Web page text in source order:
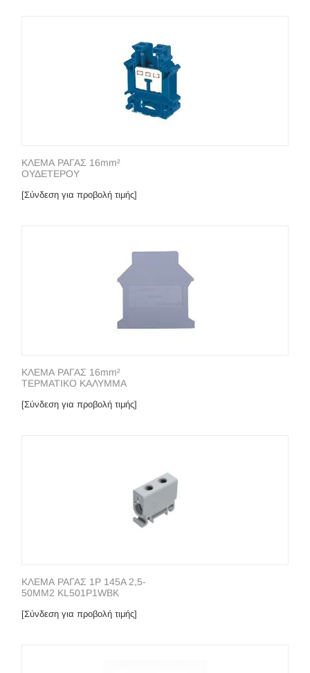
ΚΛΕΜΑ ΡΑΓΑΣ 16mm²
ΟΥΔΕΤΕΡΟΥ
[Σύνδεση για προβολή τιμής]
ΚΛΕΜΑ ΡΑΓΑΣ 16mm²
ΤΕΡΜΑΤΙΚΟ ΚΑΛΥΜΜΑ
[Σύνδεση για προβολή τιμής]
ΚΛΕΜΑ ΡΑΓΑΣ 1P 145A 2,5-
50ΜΜ2 KL501P1WBK
[Σύνδεση για προβολή τιμής]